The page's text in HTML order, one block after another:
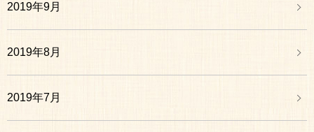
2019年9月
2019年8月
2019年7月